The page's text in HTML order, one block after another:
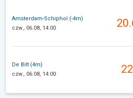
Amsterdam-Schiphol (-4m)
czw., 06.08, 14:00
De Bilt (4m)
czw., 06.08, 14:00